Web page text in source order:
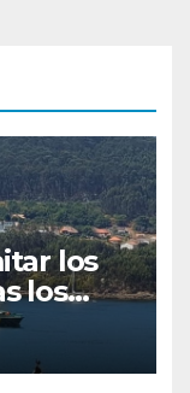
los
los